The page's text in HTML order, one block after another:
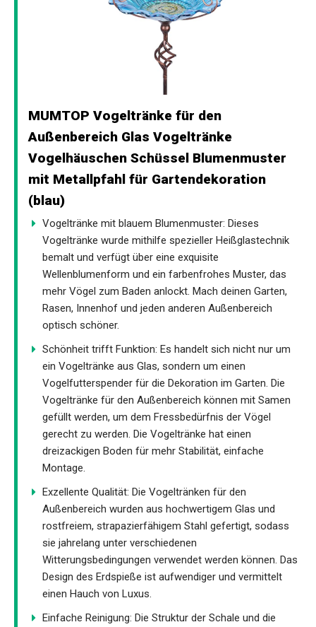
MUMTOP Vogeltränke für den
Außenbereich Glas Vogeltränke
Vogelhäuschen Schüssel Blumenmuster
mit Metallpfahl für Gartendekoration
(blau)
Vogeltränke mit blauem Blumenmuster: Dieses
Vogeltränke wurde mithilfe spezieller Heißglastechnik
bemalt und verfügt über eine exquisite
Wellenblumenform und ein farbenfrohes Muster, das
mehr Vögel zum Baden anlockt. Mach deinen Garten,
Rasen, Innenhof und jeden anderen Außenbereich
optisch schöner.
Schönheit trifft Funktion: Es handelt sich nicht nur um
ein Vogeltränke aus Glas, sondern um einen
Vogelfutterspender für die Dekoration im Garten. Die
Vogeltränke für den Außenbereich können mit Samen
gefüllt werden, um dem Fressbedürfnis der Vögel
gerecht zu werden. Die Vogeltränke hat einen
dreizackigen Boden für mehr Stabilität, einfache
Montage.
Exzellente Qualität: Die Vogeltränken für den
Außenbereich wurden aus hochwertigem Glas und
rostfreiem, strapazierfähigem Stahl gefertigt, sodass
sie jahrelang unter verschiedenen
Witterungsbedingungen verwendet werden können. Das
Design des Erdspieße ist aufwendiger und vermittelt
einen Hauch von Luxus.
Einfache Reinigung: Die Struktur der Schale und die